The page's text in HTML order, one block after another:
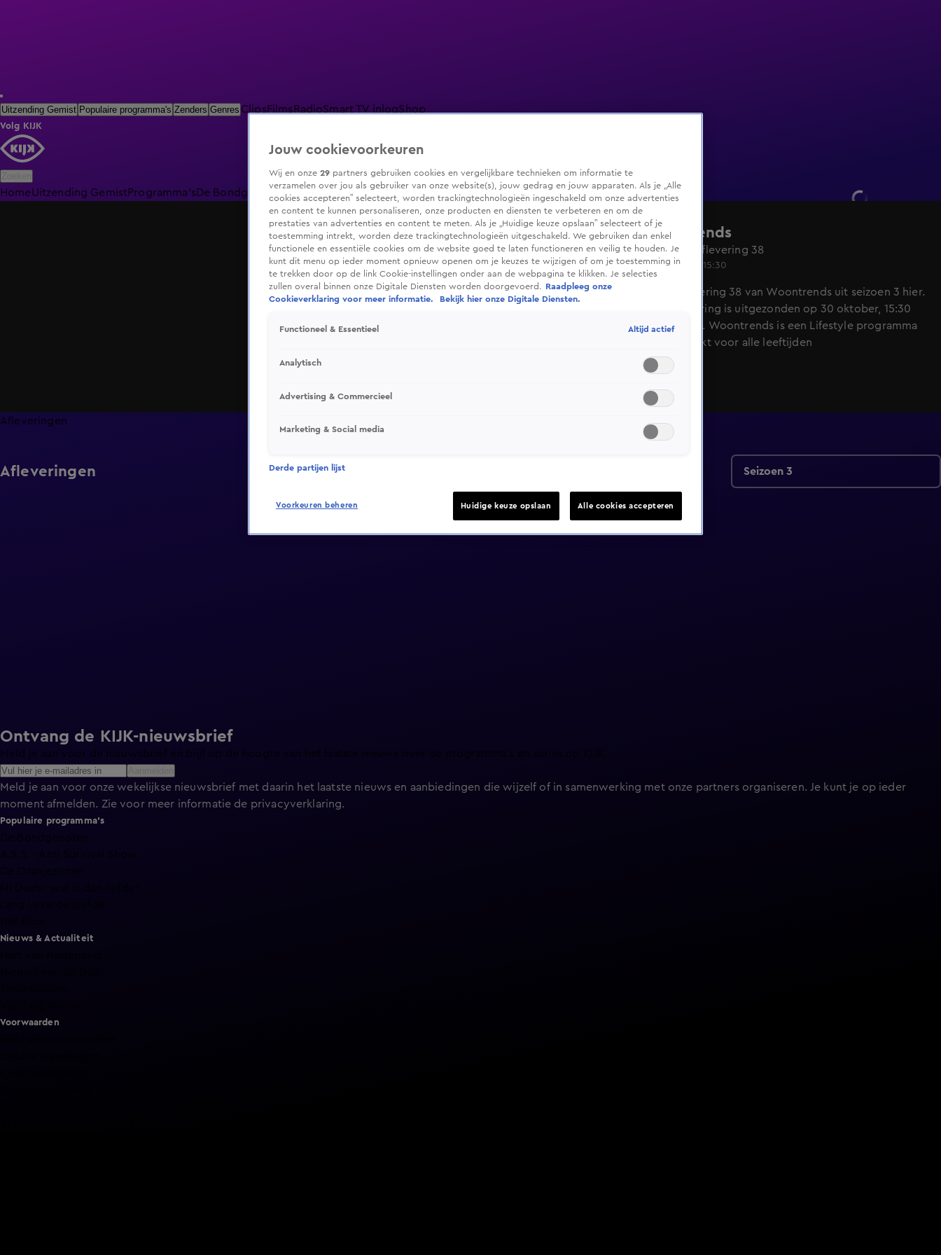
Uitzending Gemist Populaire programma's Zenders Genres ClipsFilms RadioSmart TV inlogShop
Volg KIJK
HomeUitzending GemistProgramma's De Bondgenoten De Oranjezomer Livestreams Shop
Woontrends
Seizoen 3, aflevering 38
30 okt 2022, 15:30
Bekijk aflevering 38 van Woontrends uit seizoen 3 hier.
Deze aflevering is uitgezonden op 30 oktober, 15:30
uur bij SBS6. Woontrends is een Lifestyle programma
en is geschikt voor alle leeftijden
Afleveringen
Afleveringen Seizoen 3
Ontvang de KIJK-nieuwsbrief
Meld je aan voor de nieuwsbrief en blijf op de hoogte van het laatste nieuws over de programma’s en series op KIJK.
Meld je aan voor onze wekelijkse nieuwsbrief met daarin het laatste nieuws en aanbiedingen die wijzelf of in samenwerking met onze partners organiseren. Je kunt je op ieder
moment afmelden. Zie voor meer informatie de privacyverklaring.
Populaire programma's
De Bondgenoten
Nieuws & Actualiteit
Voorwaarden
Jouw cookievoorkeuren
Wij en onze 29 partners gebruiken cookies en vergelijkbare technieken om informatie te
verzamelen over jou als gebruiker van onze website(s), jouw gedrag en jouw apparaten. Als je „Alle
cookies accepteren” selecteert, worden trackingtechnologieën ingeschakeld om onze advertenties
en content te kunnen personaliseren, onze producten en diensten te verbeteren en om de
prestaties van advertenties en content te meten. Als je „Huidige keuze opslaan” selecteert of je
toestemming intrekt, worden deze trackingtechnologieën uitgeschakeld. We gebruiken dan enkel
functionele en essentiële cookies om de website goed te laten functioneren en veilig te houden. Je
kunt dit menu op ieder moment opnieuw openen om je keuzes te wijzigen of om je toestemming in
te trekken door op de link Cookie-instellingen onder aan de webpagina te klikken. Je selecties
zullen overal binnen onze Digitale Diensten worden doorgevoerd.
Raadpleeg onze
Cookieverklaring voor meer informatie.
Bekijk hier onze Digitale Diensten.
Functioneel & Essentieel Altijd actief
Analytisch
Advertising & Commercieel
Marketing & Social media
Derde partijen lijst
Voorkeuren beheren Huidige keuze opslaan Alle cookies accepteren